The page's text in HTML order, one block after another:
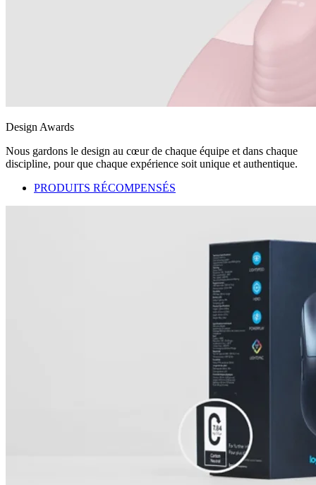
Design Awards
Nous gardons le design au cœur de chaque équipe et dans chaque
discipline, pour que chaque expérience soit unique et authentique.
PRODUITS RÉCOMPENSÉS